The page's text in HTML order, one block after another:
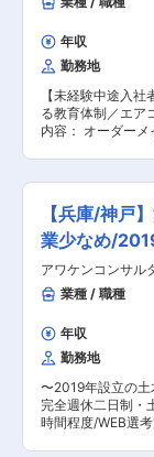
名前、機械の構造
作業 ▼STEP2：
部品交換を担当 ・
境 ▼STEP3：独
リアを持ち、一人
ォロー ※メーカ
格取得は会社全額負担で支援
雰囲気 20代〜30
ームで助け合う文化
方におすすめ★ ・
きる仕事がしたい
に相談してくださ
はなくチームプレ
長していきましょ
数活躍中の職場で
らスタートしましょう。 ■当社の特
店の運営だけで
行っています。従
加盟料／プロデュ
く食材を提供し毎
す。 変更の範
年収
勤務地
【未経験中途入
る教育体制／エアコ
内容： オーダー
筋肉のような働き
な力に変えること
の制御も簡単に
きな機械はもちろ
身近にも使われて
組立作業 ・NC旋
方は上記2点のい
す。 慣れていただ
タを用いた加工、
とする業務に携わ
物流機器・建設機
ーカー様 フォー
分等にまつわる部
製造・販売まで同社
成： 製造40名弱
入社で、うち8割
【兵庫/神戸
業少なめ/
アワケンコンサル
業種 / 職種
年収
勤務地
〜2019年設立の
完全週休二日制・
時間程度/WEB選